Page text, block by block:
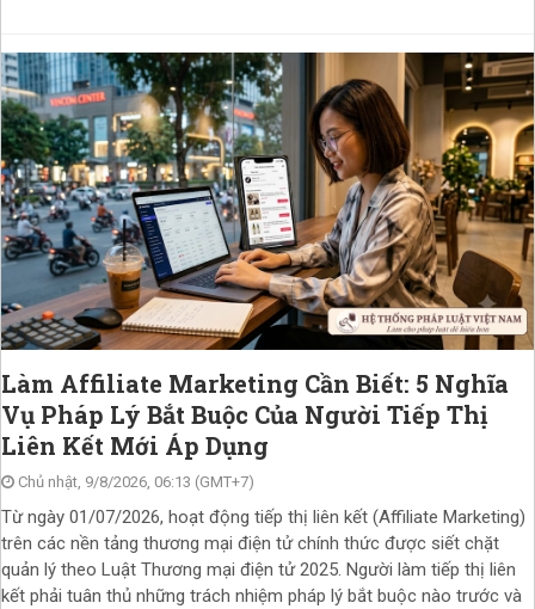
Làm Affiliate Marketing Cần Biết: 5 Nghĩa
Vụ Pháp Lý Bắt Buộc Của Người Tiếp Thị
Liên Kết Mới Áp Dụng
Chủ nhật, 9/8/2026, 06:13 (GMT+7)
Từ ngày 01/07/2026, hoạt động tiếp thị liên kết (Affiliate Marketing)
trên các nền tảng thương mại điện tử chính thức được siết chặt
quản lý theo Luật Thương mại điện tử 2025. Người làm tiếp thị liên
kết phải tuân thủ những trách nhiệm pháp lý bắt buộc nào trước và